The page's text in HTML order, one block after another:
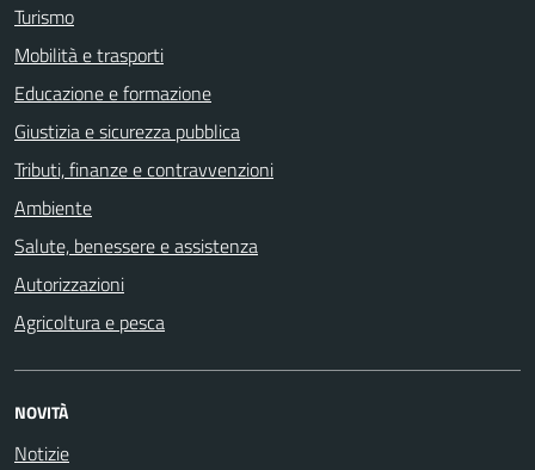
Turismo
Mobilità e trasporti
Educazione e formazione
Giustizia e sicurezza pubblica
Tributi, finanze e contravvenzioni
Ambiente
Salute, benessere e assistenza
Autorizzazioni
Agricoltura e pesca
NOVITÀ
Notizie